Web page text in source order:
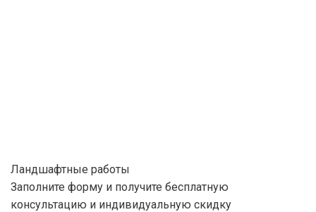
Ландшафтные работы
Заполните форму и получите бесплатную
консультацию и индивидуальную скидку